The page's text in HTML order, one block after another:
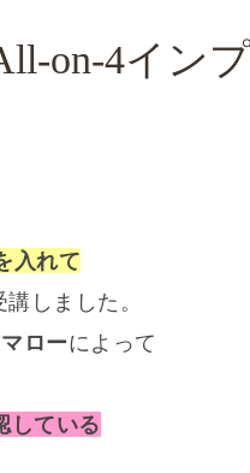
on-4イン
入れて
講しました 。
ローによって
している